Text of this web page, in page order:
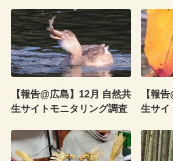
【報告@広島】12月 自然共
生サイトモニタリング調査
【報
生サイ